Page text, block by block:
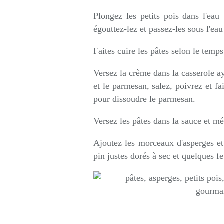
Plongez les petits pois dans
égouttez-lez et passez-les sous
Faites cuire les pâtes selon le
Versez la crème dans la casserole
et le parmesan, salez, poivrez et
pour dissoudre le parmesan.
Versez les pâtes dans la sauce et
Ajoutez les morceaux d'asperges
pin justes dorés à sec et quelques